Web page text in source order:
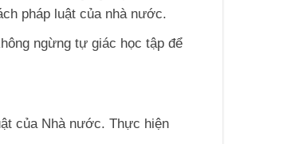
pháp luật của nhà nước.
ngừng tự giác học tập để
của Nhà nước. Thực hiện